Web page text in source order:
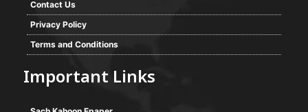
Contact Us
Privacy Policy
Terms and Conditions
Important Links